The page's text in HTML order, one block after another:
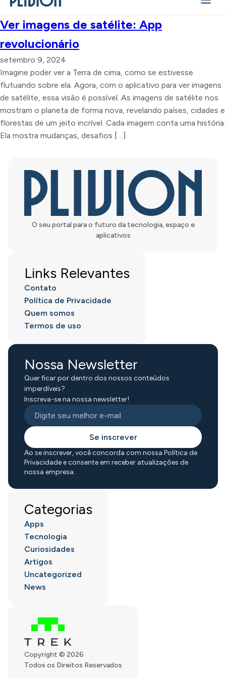
Ver imagens de satélite: App
revolucionário
setembro 9, 2024
Imagine poder ver a Terra de cima, como se estivesse
flutuando sobre ela. Agora, com o aplicativo para ver imagens
de satélite, essa visão é possível. As imagens de satélite nos
mostram o planeta de forma nova, revelando países, cidades e
florestas de um jeito incrível. Cada imagem conta uma história.
Ela mostra mudanças, desafios […]
O seu portal para o futuro da tecnologia, espaço e
aplicativos
Copyright © 2026
Todos os Direitos Reservados
Links Relevantes
Contato
Política de Privacidade
Quem somos
Termos de uso
Nossa Newsletter
Quer ficar por dentro dos nossos conteúdos
imperdíveis?
Inscreva-se na nossa newsletter!
Se inscrever
Ao se inscrever, você concorda com nossa Política de
Privacidade e consente em receber atualizações de
nossa empresa.
Categorias
Apps
Tecnologia
Curiosidades
Artigos
Uncategorized
News